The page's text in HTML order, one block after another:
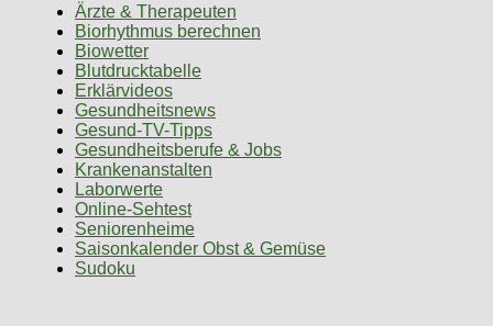
Ärzte & Therapeuten
Biorhythmus berechnen
Biowetter
Blutdrucktabelle
Erklärvideos
Gesundheitsnews
Gesund-TV-Tipps
Gesundheitsberufe & Jobs
Krankenanstalten
Laborwerte
Online-Sehtest
Seniorenheime
Saisonkalender Obst & Gemüse
Sudoku